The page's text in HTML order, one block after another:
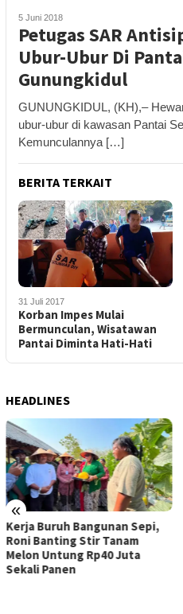
5 Juni 2018
Petugas SAR
Ubur-Ubur Di
Gunungkidul
GUNUNGKIDUL, (KH),–
ubur-ubur di kawasan Pantai
Kemunculannya […]
BERITA TERKAIT
31 Juli 2017
Korban Impes Mulai
Bermunculan, Wisatawan
Pantai Diminta Hati-Hati
HEADLINES
«
Kerja Buruh Bangunan Sepi,
Roni Banting Stir Tanam
Melon Untung Rp40 Juta
Sekali Panen